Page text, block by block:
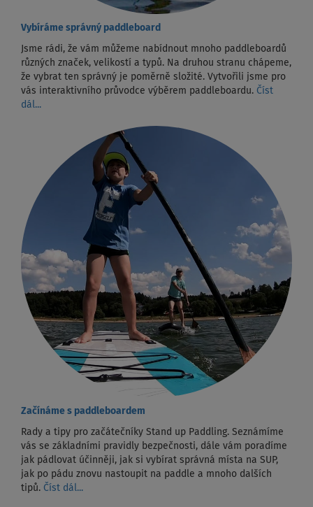
Vybíráme správný paddleboard
Jsme rádi, že vám můžeme nabídnout mnoho paddleboardů
různých značek, velikostí a typů. Na druhou stranu chápeme,
že vybrat ten správný je poměrně složité. Vytvořili jsme pro
vás interaktivního průvodce výběrem paddleboardu. Číst
dál...
Začínáme s paddleboardem
Rady a tipy pro začátečníky Stand up Paddling. Seznámíme
vás se základními pravidly bezpečnosti, dále vám poradíme
jak pádlovat účinněji, jak si vybírat správná místa na SUP,
jak po pádu znovu nastoupit na paddle a mnoho dalších
tipů. Číst dál...